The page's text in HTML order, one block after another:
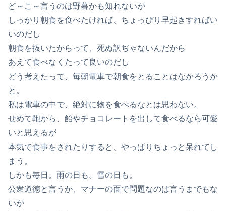
ど～こ～言うのは野暮かも知れないが
しっかり朝食を食べたければ、ちょっぴり早起きすればい
いのだし
朝食を抜いたからって、死ぬ訳ぢゃないんだから
あえて食べなくたって良いのだし
どう考えたって、毎朝電車で朝食をとることはなかろうか
と。
私は電車の中で、絶対に物を食べるなとは思わない。
せめて鞄から、飴やチョコレートを出して食べるなら可愛
いと思えるが
本気で食事をされたりすると、やっぱりちょっと呆れてし
まう。
しかも毎日。雨の日も。雪の日も。
公衆道徳と言うか、マナーの面で問題なのは言うまでもな
いが